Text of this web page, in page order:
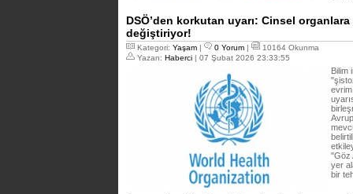
DSÖ’den korkutan uyarı: Cinsel
değiştiriyor!
Kategori: Yaşam | 0 Yorum |
10164 Okunma
Yazan: Haberci | 07 Şubat 2026 23:33:55
Bilim
"Göz
yer
bir